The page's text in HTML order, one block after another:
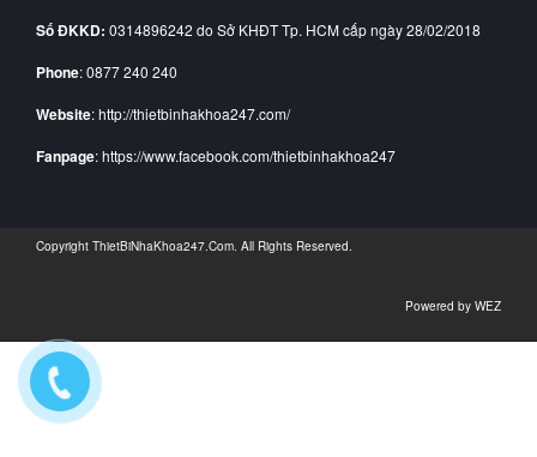
Số ĐKKD: 0314896242 do Sở KHĐT Tp. HCM cấp ngày 28/02/2018
Phone: 0877 240 240
Website: http://thietbinhakhoa247.com/
Fanpage: https://www.facebook.com/thietbinhakhoa247
Copyright ThietBiNhaKhoa247.Com . All Rights Reserved.
Powered by WEZ